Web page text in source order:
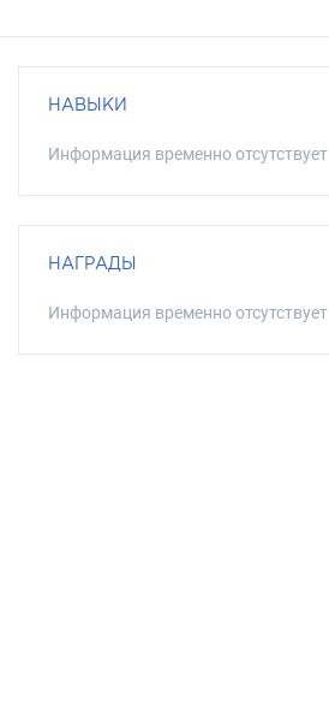
НАВЫКИ
Информация временно отсутствует
НАГРАДЫ
Информация временно отсутствует